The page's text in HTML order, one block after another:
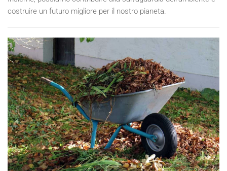
costruire un futuro migliore per il nostro pianeta.